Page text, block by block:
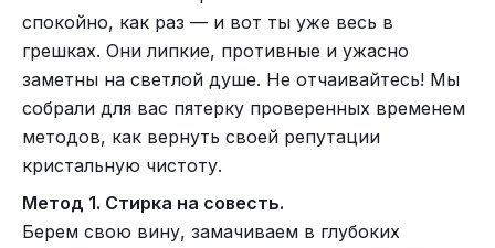
На Неолурке также есть много интересных
статей.
Если лень, то...
...можно не переводить. Мало времени, нет
знаний, не понятен смысл, не видно контекст и
так далее. Такой вариант — самый лёгкий,
быстрый и дешёвый. Так как благодаря
фонетическому принципу можно писать так, как
слышно. В нашем языке у букв мало каких-то
спокойно, как раз — и вот ты уже весь в
грешках. Они липкие, противные и ужасно
заметны на светлой душе. Не отчаивайтесь! Мы
собрали для вас пятерку проверенных временем
методов, как вернуть своей репутации
кристальную чистоту.
Метод 1. Стирка на совесть.
Берем свою вину, замачиваем в глубоких